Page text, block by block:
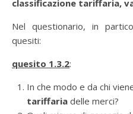
classificazione tariffaria,
Nel questionario, in
quesiti:
quesito 1.3.2:
In che modo e da chi
tariffaria delle merci?